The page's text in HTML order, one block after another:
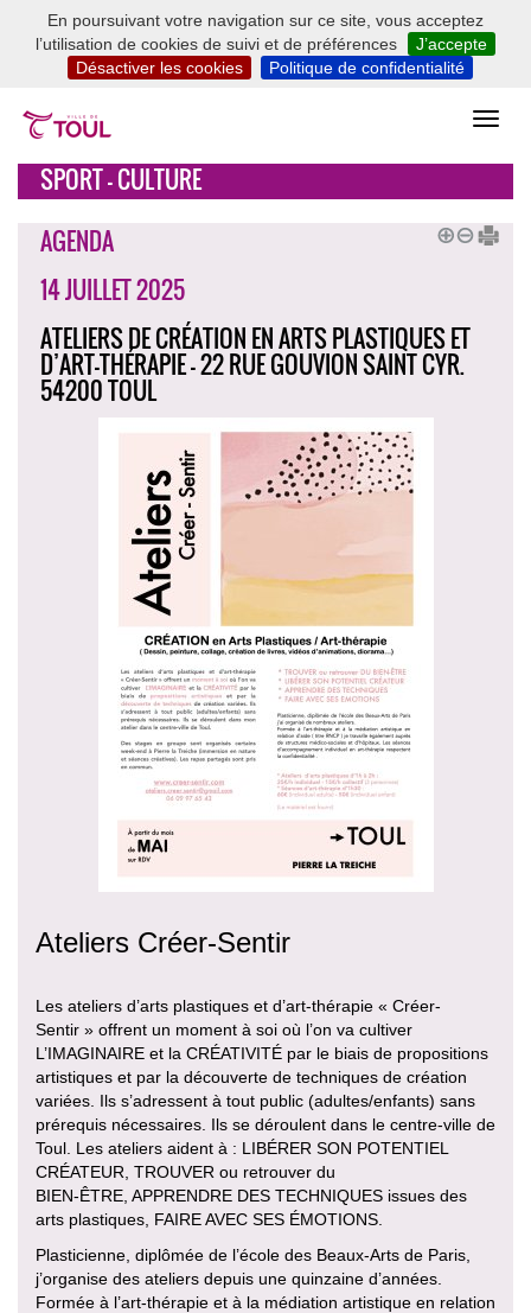
En poursuivant votre navigation sur ce site, vous acceptez
l’utilisation de cookies de suivi et de préférences
J’accepte
Désactiver les cookies
Politique de confidentialité
SPORT - CULTURE
AGENDA
14 JUILLET 2025
ATELIERS DE CRÉATION EN ARTS PLASTIQUES ET
D’ART-THÉRAPIE - 22 RUE GOUVION SAINT CYR.
54200 TOUL
Ateliers Créer-Sentir
Les ateliers d’arts plastiques et d’art-thérapie « Créer-
Sentir » offrent un moment à soi où l’on va cultiver
L’IMAGINAIRE et la CRÉATIVITÉ par le biais de propositions
artistiques et par la découverte de techniques de création
variées. Ils s’adressent à tout public (adultes/enfants) sans
prérequis nécessaires. Ils se déroulent dans le centre-ville de
Toul. Les ateliers aident à : LIBÉRER SON POTENTIEL
CRÉATEUR, TROUVER ou retrouver du
BIEN-ÊTRE, APPRENDRE DES TECHNIQUES issues des
arts plastiques, FAIRE AVEC SES ÉMOTIONS.
Plasticienne, diplômée de l’école des Beaux-Arts de Paris,
j’organise des ateliers depuis une quinzaine d’années.
Formée à l’art-thérapie et à la médiation artistique en relation